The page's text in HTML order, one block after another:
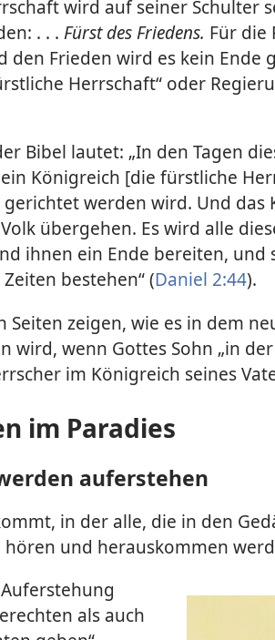
wird auf seiner Schulter
. . . Fürst des Friedens. Für die
den Frieden wird es kein Ende
Herrschaft“ oder
Bibel lautet: „In den Tagen
Königreich [die fürstliche
werden wird. Und das
übergehen. Es wird alle
ihnen ein Ende bereiten, und
bestehen“ (Daniel 2:44).
Seiten zeigen, wie es in dem
wird, wenn Gottes Sohn „in
im Königreich seines
im Paradies
auferstehen
in der alle, die in den
hören und herauskommen
als auch